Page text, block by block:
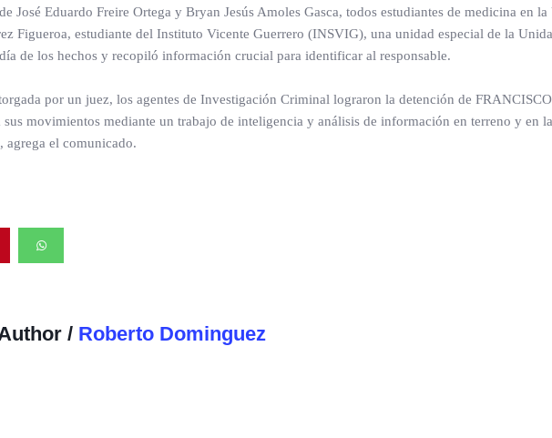
José Eduardo Freire Ortega y Bryan Jesús Amoles Gasca, todos estudiantes de medicina en
Figueroa, estudiante del Instituto Vicente Guerrero (INSVIG), una unidad especial de la
de los hechos y recopiló información crucial para identificar al responsable.
por un juez, los agentes de Investigación Criminal lograron la detención de
sus movimientos mediante un trabajo de inteligencia y análisis de información en terreno y en
agrega el comunicado.
/ Roberto Dominguez